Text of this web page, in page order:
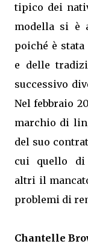
tipico dei
modella si è
poiché è
e delle
successivo
Nel febbraio
marchio di
del suo
cui quello di
altri il
problemi di
Chantelle